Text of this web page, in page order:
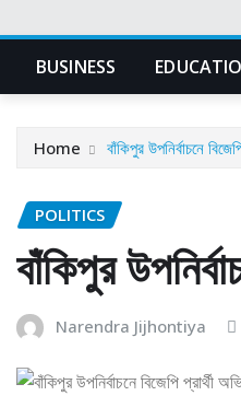
BUSINESS
Home বাঁকিপুর উপনির্বাচনে
POLITICS
বাঁকিপুর
Narendra Jijhontiya